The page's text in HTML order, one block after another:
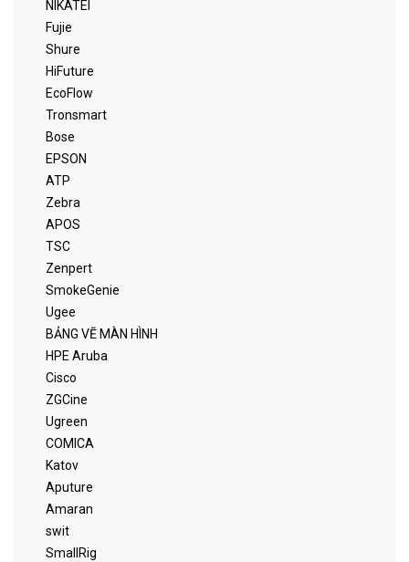
NIKATEI
Fujie
Shure
HiFuture
EcoFlow
Tronsmart
Bose
EPSON
ATP
Zebra
APOS
TSC
Zenpert
SmokeGenie
Ugee
BẢNG VẼ MÀN HÌNH
HPE Aruba
Cisco
ZGCine
Ugreen
COMICA
Katov
Aputure
Amaran
swit
SmallRig